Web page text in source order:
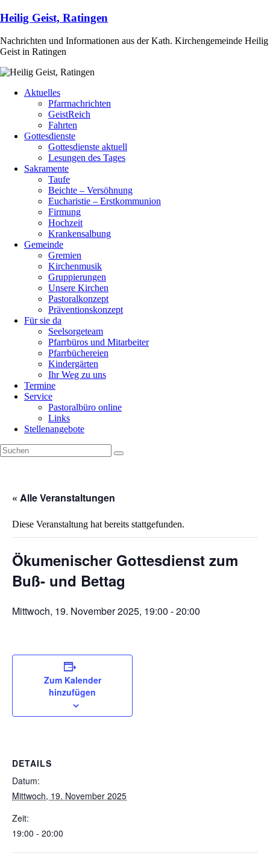
Heilig Geist, Ratingen
Nachrichten und Informationen aus der Kath. Kirchengemeinde Heilig
Geist in Ratingen
Aktuelles
Pfarrnachrichten
GeistReich
Fahrten
Gottesdienste
Gottesdienste aktuell
Lesungen des Tages
Sakramente
Taufe
Beichte – Versöhnung
Eucharistie – Erstkommunion
Firmung
Hochzeit
Krankensalbung
Gemeinde
Gremien
Kirchenmusik
Gruppierungen
Unsere Kirchen
Pastoralkonzept
Präventionskonzept
Für sie da
Seelsorgeteam
Pfarrbüros und Mitarbeiter
Pfarrbüchereien
Kindergärten
Ihr Weg zu uns
Termine
Service
Pastoralbüro online
Links
Stellenangebote
« Alle Veranstaltungen
Diese Veranstaltung hat bereits stattgefunden.
Ökumenischer Gottesdienst zum
Buß- und Bettag
Mittwoch, 19. November 2025, 19:00 -20:00
Zum Kalender
hinzufügen
DETAILS
Datum:
Mittwoch, 19. November 2025
Zeit:
19:00 - 20:00